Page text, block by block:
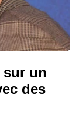
sur un
des